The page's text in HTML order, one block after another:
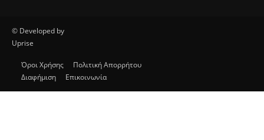
© Developed by
Uprise
Όροι Χρήσης
Πολιτική Απορρήτου
Διαφήμιση
Επικοινωνία